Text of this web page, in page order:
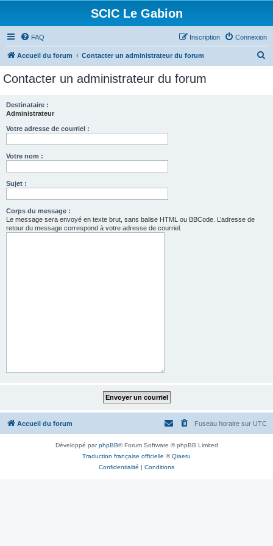
SCIC Le Gabion
FAQ Connexion
Inscription
Accueil du forum Contacter un administrateur du forum
Contacter un administrateur du forum
Destinataire :
Administrateur
Votre adresse de courriel :
Votre nom :
Sujet :
Corps du message :
Le message sera envoyé en texte brut, sans balise HTML ou BBCode. L’adresse de
retour du message correspond à votre adresse de courriel.
Accueil du forum Fuseau horaire sur UTC
Développé parphpBB® Forum Software © phpBB Limited
Traduction française officielle ©Qiaeru
Confidentialité | Conditions